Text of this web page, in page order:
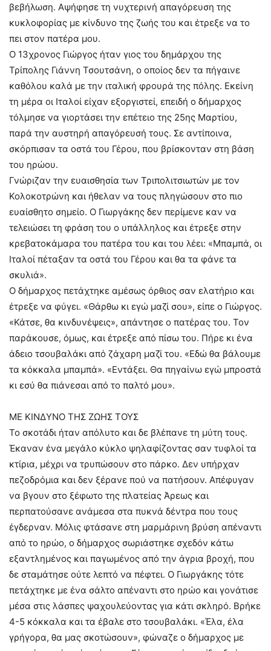
βεβήλωση. Αψήφησε τη νυχτερινή απαγόρευση της
κυκλοφορίας με κίνδυνο της ζωής του και έτρεξε να το
πει στον πατέρα μου.
Ο 13χρονος Γιώργος ήταν γιος του δημάρχου της
Τρίπολης Γιάννη Τσουτσάνη, ο οποίος δεν τα πήγαινε
καθόλου καλά με την ιταλική φρουρά της πόλης. Εκείνη
τη μέρα οι Ιταλοί είχαν εξοργιστεί, επειδή ο δήμαρχος
τόλμησε να γιορτάσει την επέτειο της 25ης Μαρτίου,
παρά την αυστηρή απαγόρευσή τους. Σε αντίποινα,
σκόρπισαν τα οστά του Γέρου, που βρίσκονταν στη βάση
του ηρώου.
Γνώριζαν την ευαισθησία των Τριπολιτσιωτών με τον
Κολοκοτρώνη και ήθελαν να τους πληγώσουν στο πιο
ευαίσθητο σημείο. Ο Γιωργάκης δεν περίμενε καν να
τελειώσει τη φράση του ο υπάλληλος και έτρεξε στην
κρεβατοκάμαρα του πατέρα του και του λέει: «Μπαμπά, οι
Ιταλοί πέταξαν τα οστά του Γέρου και θα τα φάνε τα
σκυλιά».
Ο δήμαρχος πετάχτηκε αμέσως όρθιος σαν ελατήριο και
έτρεξε να φύγει. «Θάρθω κι εγώ μαζί σου», είπε ο Γιώργος.
«Κάτσε, θα κινδυνέψεις», απάντησε ο πατέρας του. Τον
παράκουσε, όμως, και έτρεξε από πίσω του. Πήρε κι ένα
άδειο τσουβαλάκι από ζάχαρη μαζί του. «Εδώ θα βάλουμε
τα κόκκαλα μπαμπά». «Εντάξει. Θα πηγαίνω εγώ μπροστά
κι εσύ θα πιάνεσαι από το παλτό μου».
ΜΕ ΚΙΝΔΥΝΟ ΤΗΣ ΖΩΗΣ ΤΟΥΣ
Το σκοτάδι ήταν απόλυτο και δε βλέπανε τη μύτη τους.
Έκαναν ένα μεγάλο κύκλο ψηλαφίζοντας σαν τυφλοί τα
κτίρια, μέχρι να τρυπώσουν στο πάρκο. Δεν υπήρχαν
πεζοδρόμια και δεν ξέρανε πού να πατήσουν. Απέφυγαν
να βγουν στο ξέφωτο της πλατείας Άρεως και
περπατούσανε ανάμεσα στα πυκνά δέντρα που τους
έγδερναν. Μόλις φτάσανε στη μαρμάρινη βρύση απέναντι
από το ηρώο, ο δήμαρχος σωριάστηκε σχεδόν κάτω
εξαντλημένος και παγωμένος από την άγρια βροχή, που
δε σταμάτησε ούτε λεπτό να πέφτει. Ο Γιωργάκης τότε
πετάχτηκε με ένα σάλτο απέναντι στο ηρώο και γονάτισε
μέσα στις λάσπες ψαχουλεύοντας για κάτι σκληρό. Βρήκε
4-5 κόκκαλα και τα έβαλε στο τσουβαλάκι. «Έλα, έλα
γρήγορα, θα μας σκοτώσουν», φώναζε ο δήμαρχος με